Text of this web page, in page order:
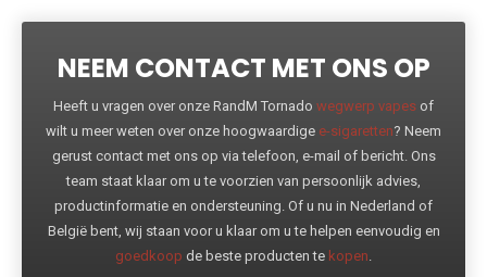
NEEM CONTACT MET ONS OP
Heeft u vragen over onze RandM Tornado wegwerp vapes of
wilt u meer weten over onze hoogwaardige e-sigaretten? Neem
gerust contact met ons op via telefoon, e-mail of bericht. Ons
team staat klaar om u te voorzien van persoonlijk advies,
productinformatie en ondersteuning. Of u nu in Nederland of
België bent, wij staan voor u klaar om u te helpen eenvoudig en
goedkoop de beste producten te kopen.